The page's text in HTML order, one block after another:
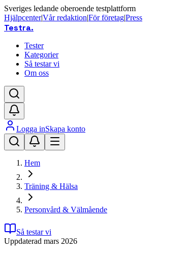
Sveriges ledande oberoende testplattform
Hjälpcenter|Vår redaktion|För företag|Press
Testra.
Tester
Kategorier
Så testar vi
Om oss
Logga inSkapa konto
Hem
Träning & Hälsa
Personvård & Välmående
Så testar vi
Uppdaterad mars 2026